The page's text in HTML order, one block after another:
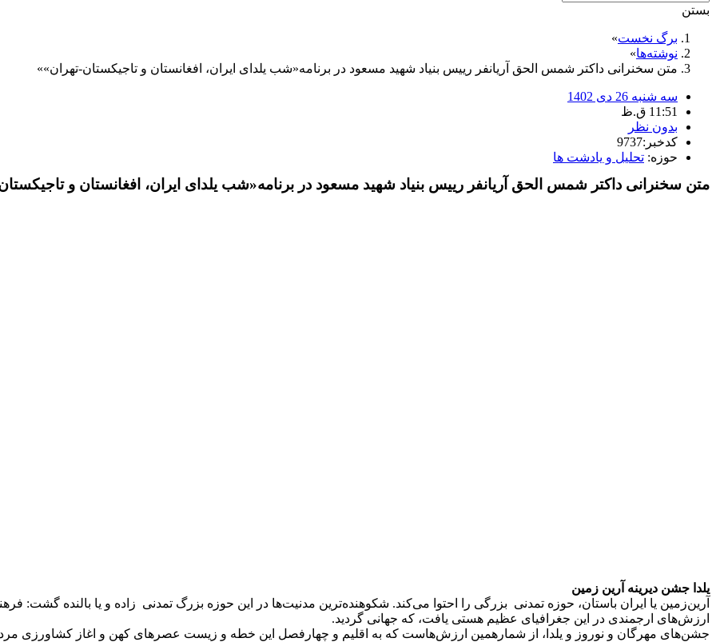
بستن
برگ نخست
نوشته‌ها
متن سخنرانی داکتر شمس الحق آریانفر رییس بنیاد شهید مسعود در برنامه«شب یلدای ایران، افغانستان و تاجیکستان-تهران»
سه شنبه 26 دی 1402
11:51 ق.ظ
بدون نظر
کدخبر:9737
حوزه: تحلیل و یادشت ها
متن سخنرانی داکتر شمس الحق آریانفر رییس بنیاد شهید مسعود در برنامه«شب یلدای ایران، افغانستان و
یلدا جشن دیرینه آرین زمین
آرین‌زمین یا ایران باستان، حوزه تمدنی بزرگی را احتوا می‌کند. شکوهنده‌ترین مدنیت‌ها در این حوزه بزرگ تمدنی زاده و یا بالنده گشت:
ارزش‌های ارجمندی در این جغرافیای عظیم هستی یافت، که جهانی گردید.
جشن‌های مهرگان و نوروز و یلدا، از شمارهمین ارزش‌هاست که به اقلیم و چهارفصل این خطه و زیست عصرهای کهن و اغاز کشاورزی مردمان